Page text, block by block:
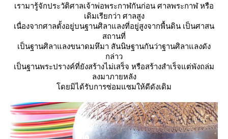
เรามารู้จักประวัติศาลเจ้าพ่อพระกาฬกันก่อน ศาลพระกาฬ หรือ
เดิมเรียกว่า ศาลสูง
เนื่องจากศาลตั้งอยู่บนฐานศิลาแลงที่อยู่สูงจากพื้นดิน เป็นศาสน
สถานที่
เป็นฐานศิลาแลงขนาดมหึมา สันนิษฐานกันว่าฐานศิลาแลงดัง
กล่าว
เป็นฐานพระปรางค์ที่ยังสร้างไม่เสร็จ หรือสร้างสำเร็จแต่พังถล่ม
ลงมาภายหลัง
ดยมิได้รับการซ่อมแซมให้ดีดังเดิม